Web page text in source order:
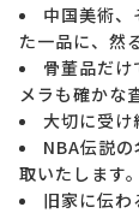
中国美術
た一品に、然
骨董品だ
メラも確かな
大切に受け
NBA伝説
取いたします。
旧家に伝わ